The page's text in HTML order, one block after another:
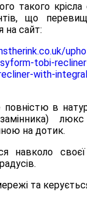
такого
що
на сайт:
tobi-
with-
повністю в
на дотик.
навколо
та